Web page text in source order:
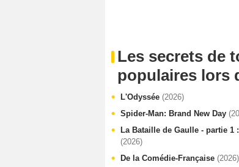
Les secrets de
populaires lors
L'Odyssée (2026)
Spider-Man: Brand New Day
La Bataille de Gaulle - partie 1
(2026)
De la Comédie-Française (2026)